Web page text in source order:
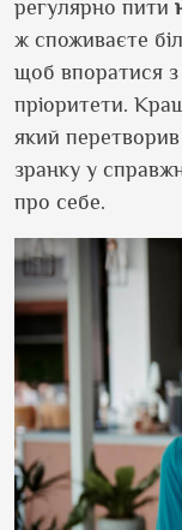
регулярно пити
ж споживаєте
щоб впоратися з
пріоритети.
який
зранку у
про себе.